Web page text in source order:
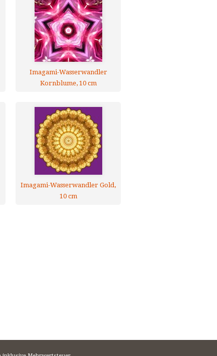
Imagami-Wasserwandler
Kornblume, 10 cm
Imagami-Wasserwandler Gold,
10 cm